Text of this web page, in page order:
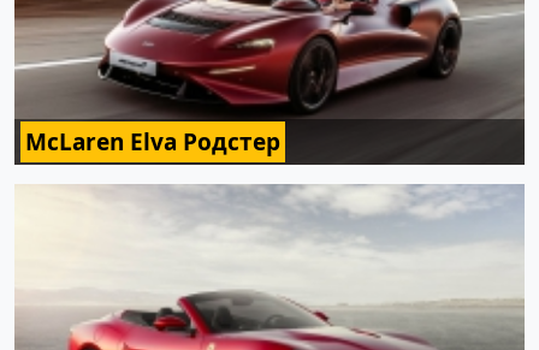
McLaren Elva Родстер